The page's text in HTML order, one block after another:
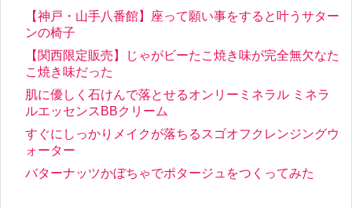
【神戸・山手八番館】座って願い事をすると叶うサター
ンの椅子
【関西限定販売】じゃがビーたこ焼き味が完全無欠なた
こ焼き味だった
肌に優しく石けんで落とせるオンリーミネラル ミネラ
ルエッセンスBBクリーム
すぐにしっかりメイクが落ちるスゴオフクレンジングウ
ォーター
バターナッツかぼちゃでポタージュをつくってみた